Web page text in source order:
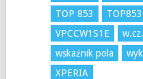
TOP 853
TOP853
VPCCW1S1E
w.cz.
wskaźnik pola
XPERIA